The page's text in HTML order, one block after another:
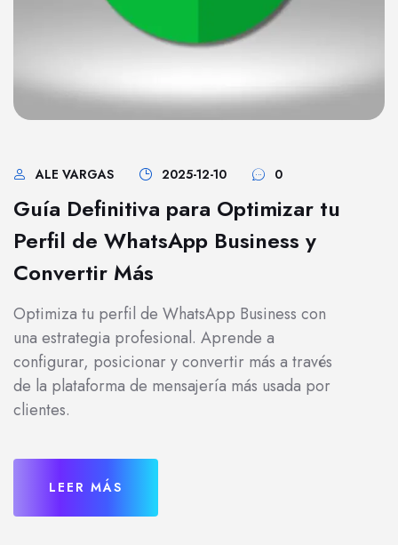
ALE VARGAS 2025-12-10 0
Guía Definitiva para Optimizar tu
Perfil de WhatsApp Business y
Convertir Más
Optimiza tu perfil de WhatsApp Business con
una estrategia profesional. Aprende a
configurar, posicionar y convertir más a través
de la plataforma de mensajería más usada por
clientes.
LEER MÁS